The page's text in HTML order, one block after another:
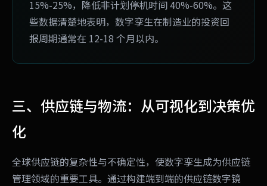
15%-25%，降低非计划停机时间 40%-60%。这
些数据清楚地表明，数字孪生在制造业的投资回
报周期通常在 12-18 个月以内。
三、供应链与物流：从可视化到决策优
化
全球供应链的复杂性与不确定性，使数字孪生成为供应链
管理领域的重要工具。通过构建端到端的供应链数字镜